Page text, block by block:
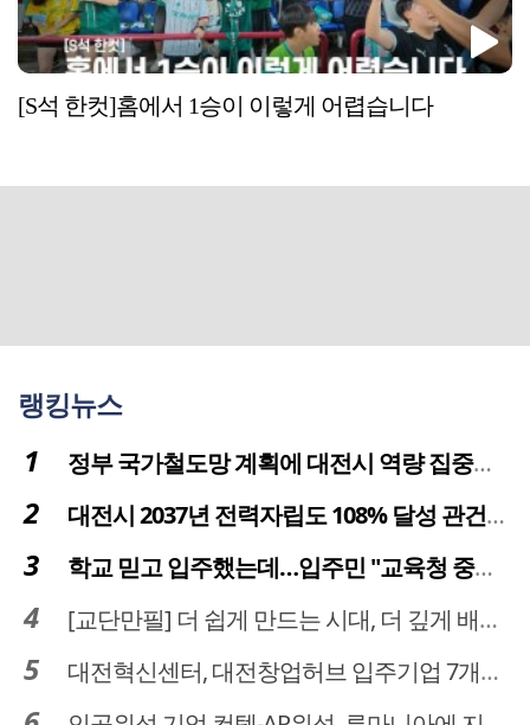
[S석 한컷]홈에서 1승이 이렇게 어렵습니다
랭킹뉴스
정부 국가철도망 계획에 대전시 역량 집중해야
대전시 2037년 전력자립도 108% 달성 관건은 '주민 수용성'
학교 믿고 입주했는데…입주민 "교육청 중재 나서라"
[교단만필] 더 쉽게 만드는 시대, 더 깊게 배우는 교육
대전혁신센터, 대전창업허브 입주기업 7개사 모집